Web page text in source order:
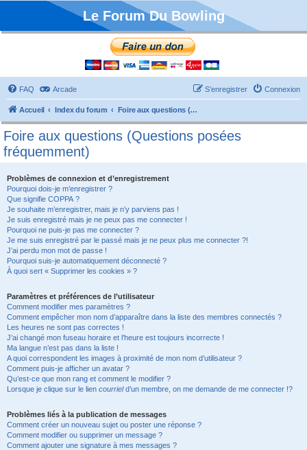
Le Forum Du Bowling
FAQ Arcade Connexion
S’enregistrer
Accueil Index du forum Foire aux questions (Questions posées fréquemment)
Foire aux questions (Questions posées
fréquemment)
Problèmes de connexion et d’enregistrement
Pourquoi dois-je m’enregistrer ?
Que signifie COPPA ?
Je souhaite m’enregistrer, mais je n’y parviens pas !
Je suis enregistré mais je ne peux pas me connecter !
Pourquoi ne puis-je pas me connecter ?
Je me suis enregistré par le passé mais je ne peux plus me connecter ?!
J’ai perdu mon mot de passe !
Pourquoi suis-je automatiquement déconnecté ?
À quoi sert « Supprimer les cookies » ?
Paramètres et préférences de l’utilisateur
Comment modifier mes paramètres ?
Comment empêcher mon nom d’apparaître dans la liste des membres connectés ?
Les heures ne sont pas correctes !
J’ai changé mon fuseau horaire et l’heure est toujours incorrecte !
Ma langue n’est pas dans la liste !
A quoi correspondent les images à proximité de mon nom d’utilisateur ?
Comment puis-je afficher un avatar ?
Qu’est-ce que mon rang et comment le modifier ?
Lorsque je clique sur le lien courrield’un membre, on me demande de me connecter !?
Problèmes liés à la publication de messages
Comment créer un nouveau sujet ou poster une réponse ?
Comment modifier ou supprimer un message ?
Comment ajouter une signature à mes messages ?